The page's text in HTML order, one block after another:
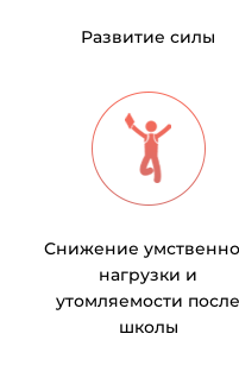
Развитие силы
Снижение
нагрузки и
утомляемости после
школы